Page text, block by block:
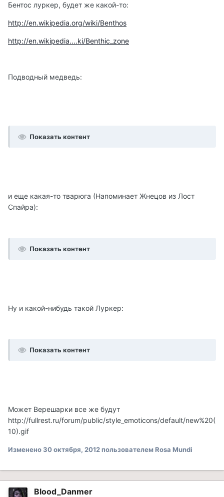
Бентос луркер, будет же какой-то:
http://en.wikipedia.org/wiki/Benthos
http://en.wikipedia....ki/Benthic_zone
Подводный медведь:
Показать контент
и еще какая-то тварюга (Напоминает Жнецов из Лост
Спайра):
Показать контент
Ну и какой-нибудь такой Луркер:
Показать контент
Может Верешарки все же будут
http://fullrest.ru/forum/public/style_emoticons/default/new%20(
10).gif
Изменено30 октября, 2012пользователем Rosa Mundi
Blood_Danmer